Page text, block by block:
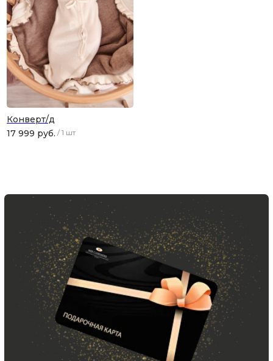
Конверт/д
17 999 руб. / 1 шт
КУПИТЬ КАРТУ